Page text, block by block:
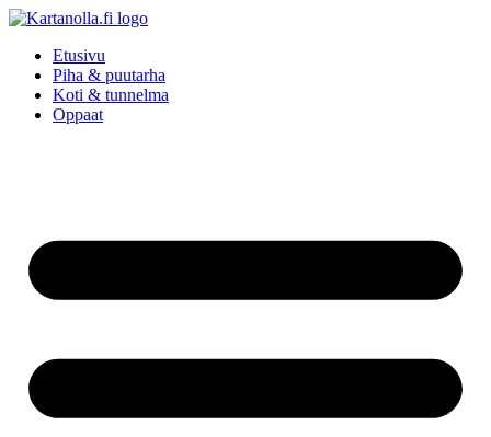
Mene
Etusivu
Piha & puutarha
Koti & tunnelma
Oppaat